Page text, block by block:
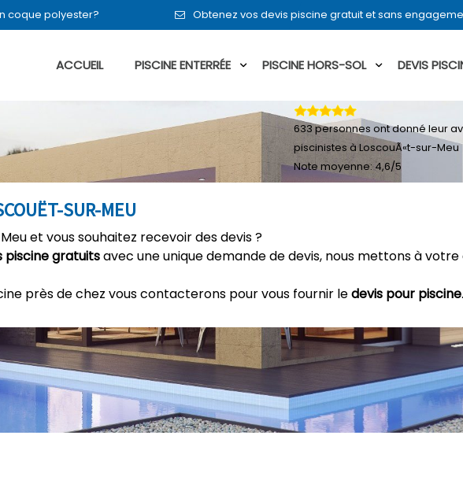
coque polyester? Obtenez vos devis piscine gratuit et sans
ACCUEIL PISCINE ENTERRÉE PISCINE HORS-SOL DEVIS
SUR-MEU
et vous souhaitez recevoir des devis ?
piscine gratuitsavec une unique demande de devis, nous mettons à
près de chez vous contacterons pour vous fournir ledevis pour piscine.
633personnes ont donné leur
piscinistes à LoscouÃ«t-sur-Meu
Note moyenne:4,6/5